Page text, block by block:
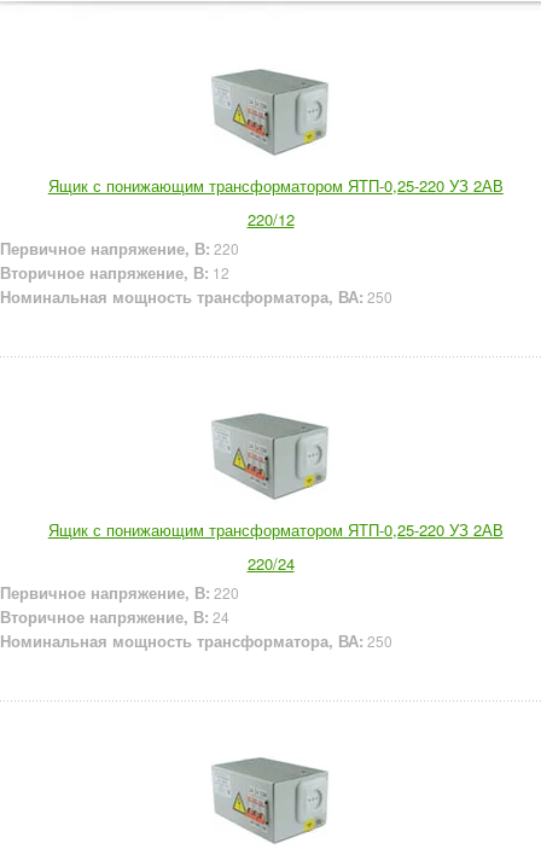
Ящик с понижающим трансформатором ЯТП-0,25-220 УЗ 2АВ
220/12
Первичное напряжение, В: 220
Вторичное напряжение, В: 12
Номинальная мощность трансформатора, ВА: 250
Ящик с понижающим трансформатором ЯТП-0,25-220 УЗ 2АВ
220/24
Первичное напряжение, В: 220
Вторичное напряжение, В: 24
Номинальная мощность трансформатора, ВА: 250